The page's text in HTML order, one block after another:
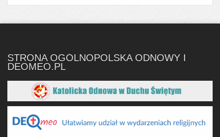
STRONA OGÓLNOPOLSKA ODNOWY I
DEOMEO.PL